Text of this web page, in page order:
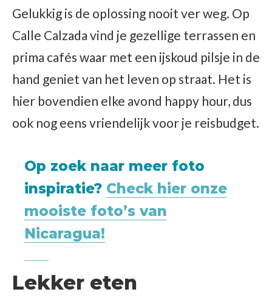
Gelukkig is de oplossing nooit ver weg. Op
Calle Calzada vind je gezellige terrassen en
prima cafés waar met een ijskoud pilsje in de
hand geniet van het leven op straat. Het is
hier bovendien elke avond happy hour, dus
ook nog eens vriendelijk voor je reisbudget.
Op zoek naar meer foto
inspiratie? Check hier onze
mooiste foto’s van
Nicaragua!
Lekker eten